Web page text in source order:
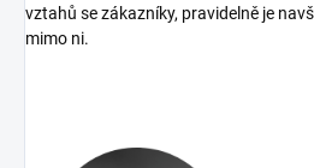
vztahů se zákazníky, pravidelně je
mimo ni.